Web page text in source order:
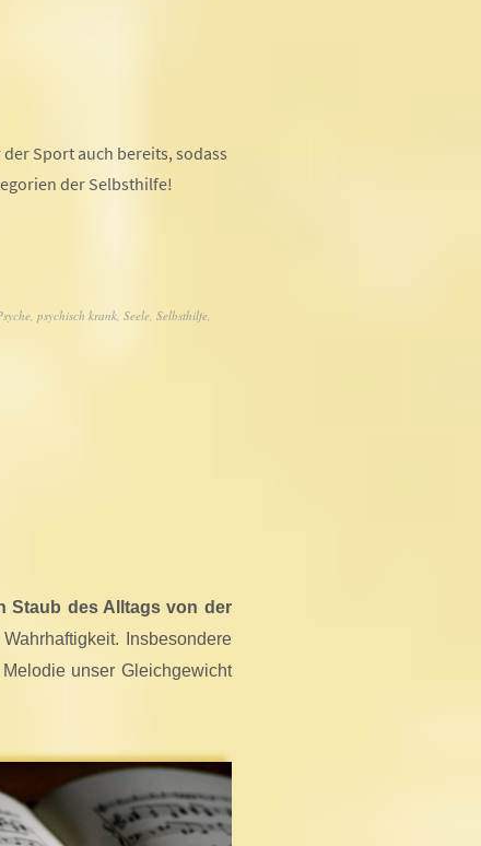
Sport auch bereits, sodass
der Selbsthilfe!
,psychisch krank,Seele,Selbsthilfe,
Staub des Alltags von der
Insbesondere
unser Gleichgewicht